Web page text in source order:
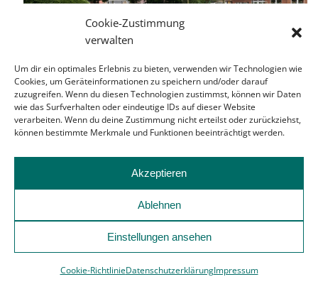
Cookie-Zustimmung
verwalten
Um dir ein optimales Erlebnis zu bieten, verwenden wir Technologien wie
Cookies, um Geräteinformationen zu speichern und/oder darauf
zuzugreifen. Wenn du diesen Technologien zustimmst, können wir Daten
wie das Surfverhalten oder eindeutige IDs auf dieser Website
verarbeiten. Wenn du deine Zustimmung nicht erteilst oder zurückziehst,
können bestimmte Merkmale und Funktionen beeinträchtigt werden.
Akzeptieren
Ablehnen
Einstellungen ansehen
Cookie-RichtlinieDatenschutzerklärungImpressum